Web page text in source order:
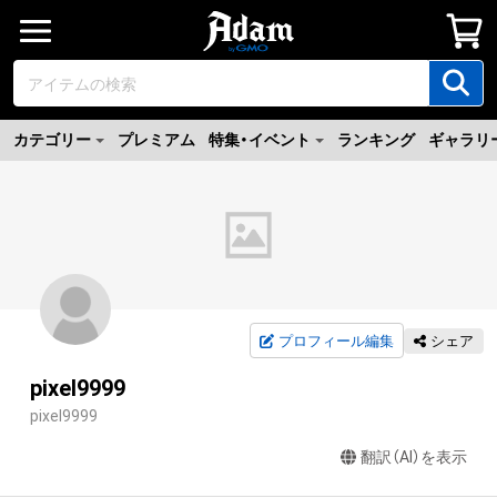
カテゴリー プレミアム 特集・イベント ランキング ギャラリ
プロフィール編集 シェア
pixel9999
pixel9999
翻訳（AI）を表示